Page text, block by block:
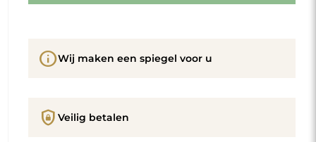
infoWij maken een spiegel voor u
shield_lock Veilig betalen